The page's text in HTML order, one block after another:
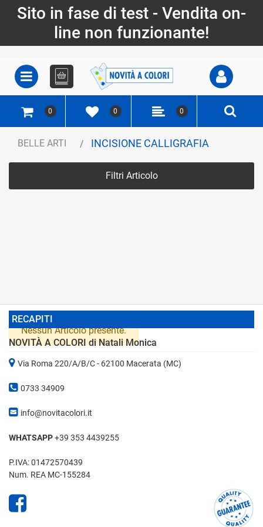
Sito in fase di test - Vendita on-
line non funzionante!
Open Open menu
0 0 0
BELLE ARTI INCISIONE CALLIGRAFIA
Filtri Articolo
Nessun Articolo presente.
RECAPITI
NOVITÀ A COLORI di Natali Monica
Via Roma 220/A/B/C - 62100 Macerata (MC)
0733 34909
info@novitacolori.it
WHATSAPP+39 353 4439255
P.IVA: 01472570439
Num. REA MC-155284
Facebook